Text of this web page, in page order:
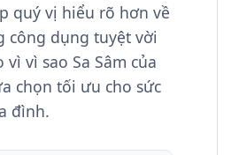
quý vị hiểu rõ hơn về
công dụng tuyệt vời
vì sao Sa Sâm của
chọn tối ưu cho sức
đình.